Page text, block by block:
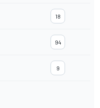
18
94
9